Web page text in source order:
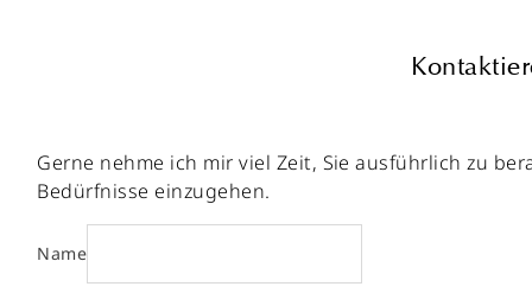
Gerne nehme ich mir viel Zeit, Sie ausführlich zu
Bedürfnisse einzugehen.
Name